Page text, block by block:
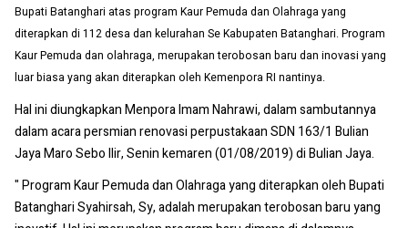
Bupati Batanghari atas program Kaur Pemuda dan Olahraga yang
diterapkan di 112 desa dan kelurahan Se Kabupaten Batanghari. Program
Kaur Pemuda dan olahraga, merupakan terobosan baru dan inovasi yang
luar biasa yang akan diterapkan oleh Kemenpora RI nantinya.
Hal ini diungkapkan Menpora Imam Nahrawi, dalam sambutannya
dalam acara persmian renovasi perpustakaan SDN 163/1 Bulian
Jaya Maro Sebo Ilir, Senin kemaren (01/08/2019) di Bulian Jaya.
" Program Kaur Pemuda dan Olahraga yang diterapkan oleh Bupati
Batanghari Syahirsah, Sy, adalah merupakan terobosan baru yang